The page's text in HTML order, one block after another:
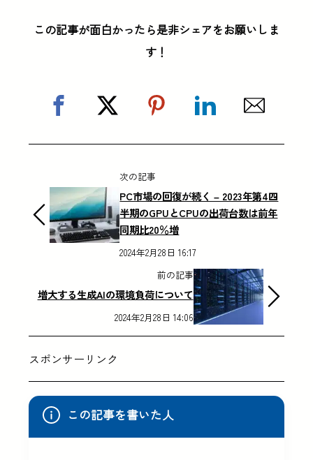
この記事が面白かったら是非シェアをお願いしま
す！
次の記事
PC市場の回復が続く – 2023年第4四
半期のGPUとCPUの出荷台数は前年
同期比20％増
2024年2月28日 16:17
前の記事
増大する生成AIの環境負荷について
2024年2月28日 14:06
スポンサーリンク
この記事を書いた人